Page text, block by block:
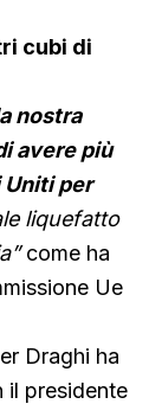
cubi di
nostra
avere più
per
liquefatto
come ha
Ue
Draghi ha
il presidente